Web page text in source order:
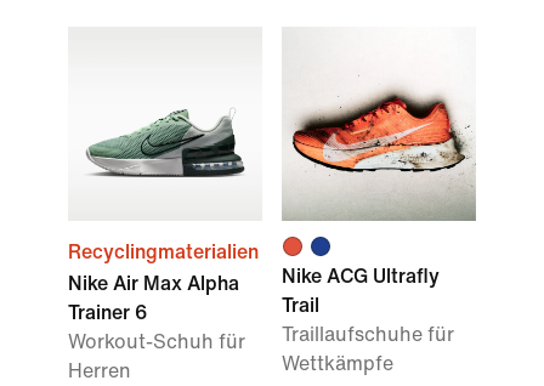
Recyclingmaterialien
Nike Air Max Alpha
Trainer 6
Workout-Schuh für
Herren
Nike ACG Ultrafly
Trail
Traillaufschuhe für
Wettkämpfe